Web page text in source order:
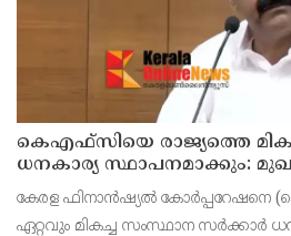
കെഎഫ്‌സിയെ രാജ്യത്തെ
ധനകാര്യ സ്ഥാപനമാക്കും:
സതീശൻ
കേരള ഫിനാൻഷ്യൽ കോർപ്പറേഷനെ
ഏറ്റവും മികച്ച സംസ്ഥാന സർക്കാർ